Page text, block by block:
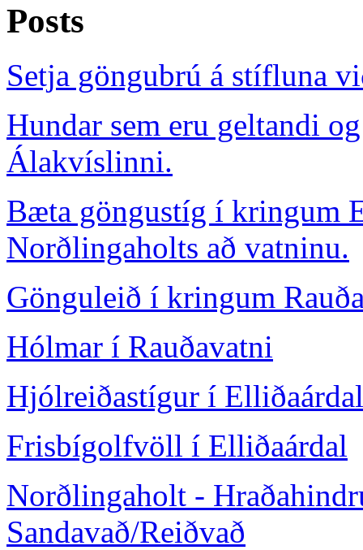
Posts
Setja göngubrú á stífluna
Hundar sem eru geltandi
Álakvíslinni.
Bæta göngustíg í kringum
Norðlingaholts að vatninu.
Gönguleið í kringum
Hólmar í Rauðavatni
Hjólreiðastígur í Elliðaárdal
Frisbígolfvöll í Elliðaárdal
Norðlingaholt -
Sandavað/Reiðvað